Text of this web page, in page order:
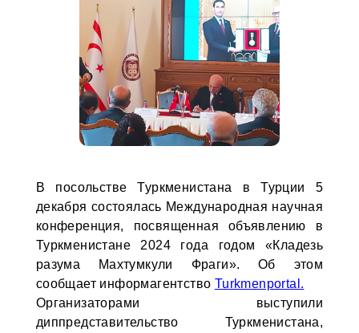
В посольстве Туркменистана в Турции 5
декабря состоялась Международная научная
конференция, посвященная объявлению в
Туркменистане 2024 года годом «Кладезь
разума Махтумкули Фраги». Об этом
сообщает информагентство Turkmenportal.
Организаторами выступили
диппредставительство Туркменистана,